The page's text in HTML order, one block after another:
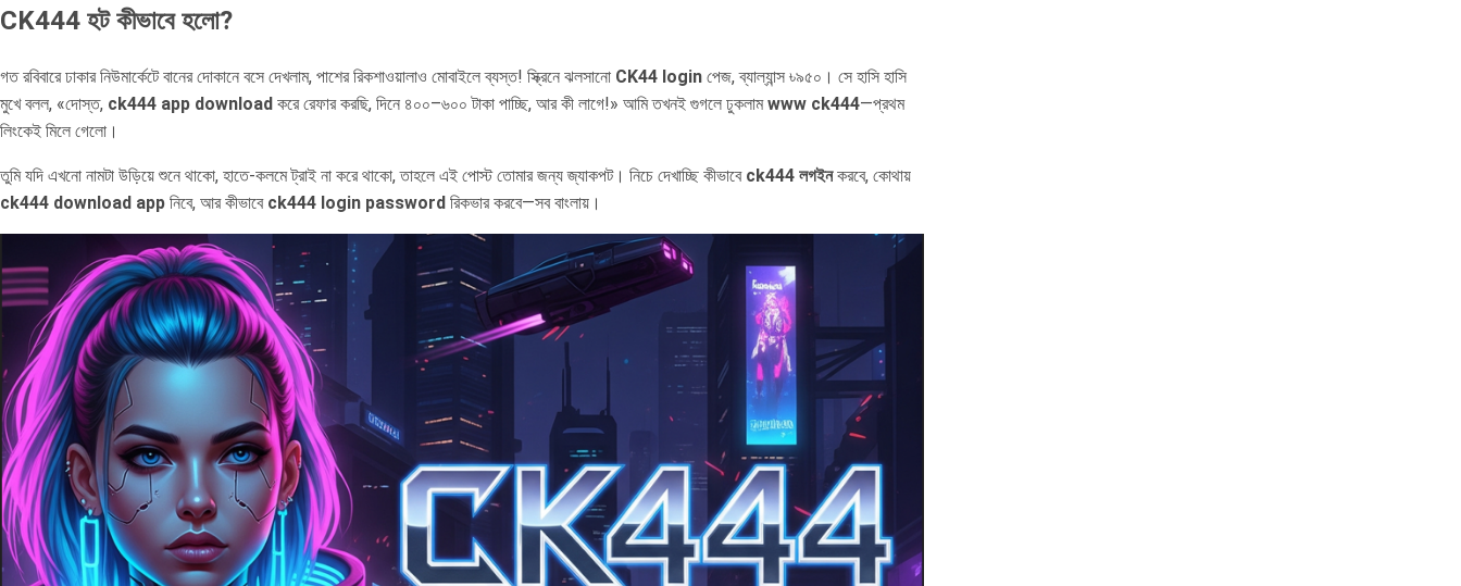
CK444 হট কীভাবে হলো?
গত রবিবারে ঢাকার নিউমার্কেটে বানের দোকানে বসে দেখলাম, পাশের রিকশাওয়ালাও মোবাইলে ব্যস্ত! স্ক্রিনে ঝলসানো CK44 login পেজ, ব্যাল্যান্স ৳৯৫০। সে হাসি হাসি
মুখে বলল, «দোস্ত, ck444 app download করে রেফার করছি, দিনে ৪০০–৬০০ টাকা পাচ্ছি, আর কী লাগে!» আমি তখনই গুগলে ঢুকলামwww ck444—প্রথম
লিংকেই মিলে গেলো।
তুমি যদি এখনো নামটা উড়িয়ে শুনে থাকো, হাতে-কলমে ট্রাই না করে থাকো, তাহলে এই পোস্ট তোমার জন্য জ্যাকপট। নিচে দেখাচ্ছি কীভাবে ck444 লগইনকরবে, কোথায়
ck444 download app নিবে, আর কীভাবে ck444 login password রিকভার করবে—সব বাংলায়।